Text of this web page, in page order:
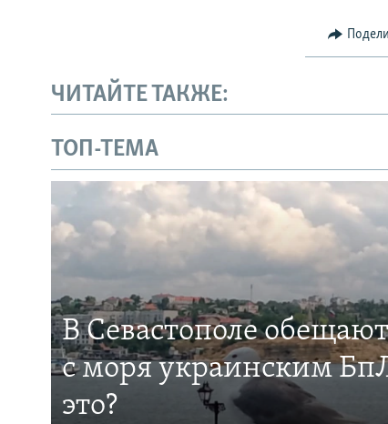
ЧИТАЙТЕ ТАКЖЕ:
ТОП-ТЕМА
В Севастополе
с моря украинским
это?